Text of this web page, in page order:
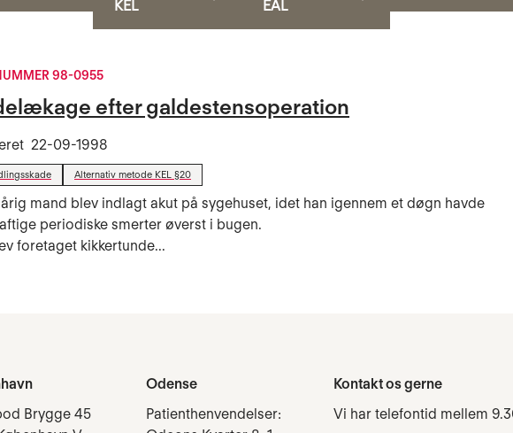
KEL
EAL
98-0955
efter galdestensoperation
22-09-1998
Alternativ metode KEL §20
mand blev indlagt akut på sygehuset, idet han igennem et døgn havde
periodiske smerter øverst i bugen.
foretaget kikkertunde...
Brygge 45
Odense
Patienthenvendelser:
Kontakt os gerne
Vi har telefontid mellem